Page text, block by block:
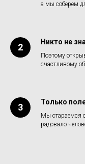
а мы соберем
Никто не
Поэтому
счастливому
Только
Мы стараемся
радовало